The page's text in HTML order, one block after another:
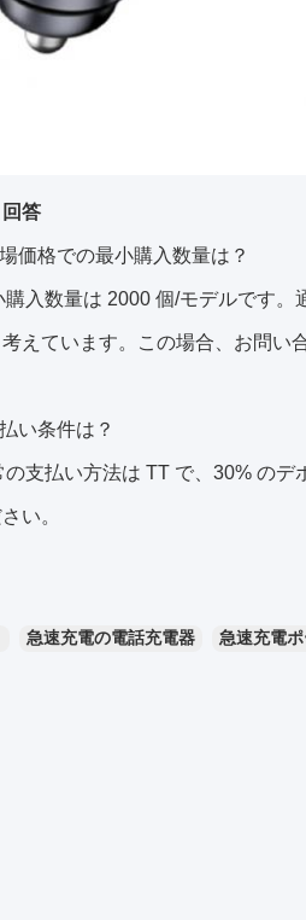
答
価格での最小購入数量は？
購入数量は 2000 個/モデルです
えています。この場合、お問い
い条件は？
の支払い方法は TT で、30% の
い。
急速充電の電話充電器 急速充電